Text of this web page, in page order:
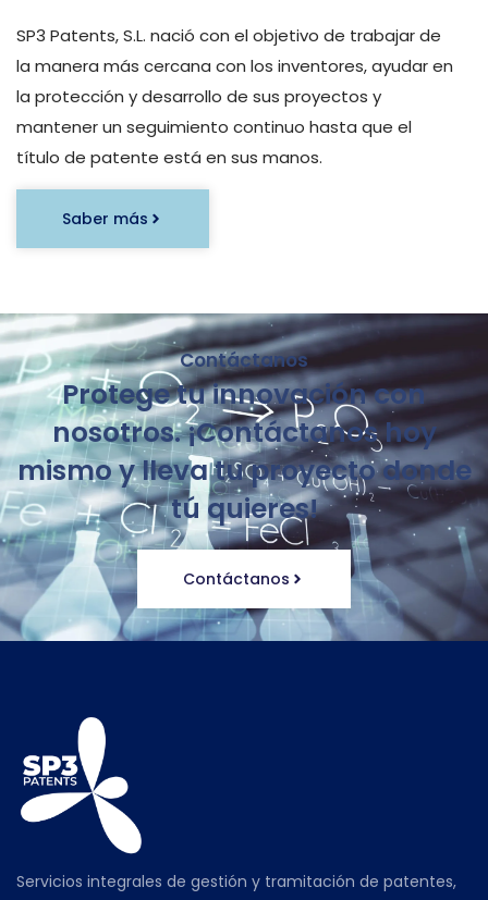
SP3 Patents, S.L. nació con el objetivo de trabajar de
la manera más cercana con los inventores, ayudar en
la protección y desarrollo de sus proyectos y
mantener un seguimiento continuo hasta que el
título de patente está en sus manos.
Saber más
Contáctanos
Protege tu innovación con
nosotros. ¡Contáctanos hoy
mismo y lleva tu proyecto donde
tú quieres!
Contáctanos
Servicios integrales de gestión y tramitación de patentes,